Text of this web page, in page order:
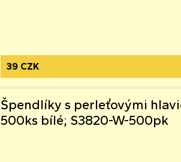
39 CZK
Špendlíky s perleťovými
500ks bílé; S3820-W-500pk